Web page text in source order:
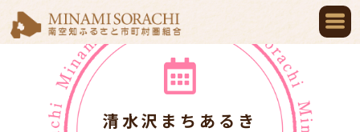
清水沢まちあるき